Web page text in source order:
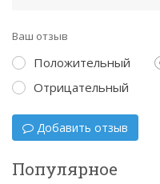
Ваш отзыв
Положительный
Отрицательный
Добавить отзыв
Популярное